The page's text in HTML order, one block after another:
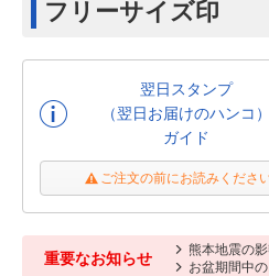
フリーサイズ印
翌日スタンプ
（翌日お届けのハンコ）
ガイド
ご注文の前にお読みくださ
重要なお知らせ
熊本地震の
お盆期間中